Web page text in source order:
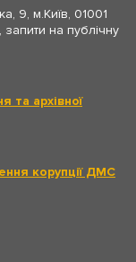
9, м.Київ, 01001
на публічну
та архівної
корупції ДМС